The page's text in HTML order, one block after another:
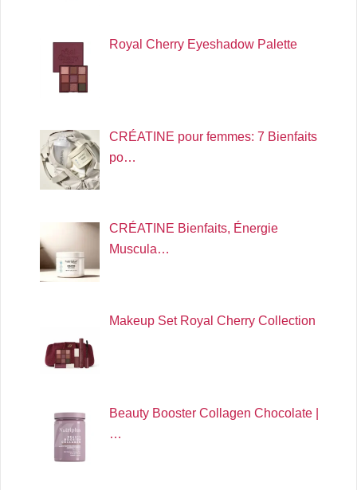
Royal Cherry Eyeshadow Palette
CRÉATINE pour femmes: 7 Bienfaits
po…
CRÉATINE Bienfaits, Énergie
Muscula…
Makeup Set Royal Cherry Collection
Beauty Booster Collagen Chocolate |
…